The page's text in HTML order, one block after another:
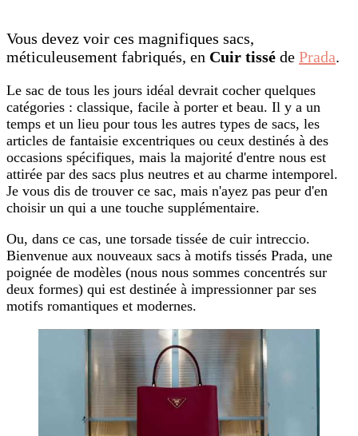
Vous devez voir ces magnifiques sacs,
méticuleusement fabriqués, en Cuir tissé de Prada.
Le sac de tous les jours idéal devrait cocher quelques
catégories : classique, facile à porter et beau. Il y a un
temps et un lieu pour tous les autres types de sacs, les
articles de fantaisie excentriques ou ceux destinés à des
occasions spécifiques, mais la majorité d'entre nous est
attirée par des sacs plus neutres et au charme intemporel.
Je vous dis de trouver ce sac, mais n'ayez pas peur d'en
choisir un qui a une touche supplémentaire.
Ou, dans ce cas, une torsade tissée de cuir intreccio.
Bienvenue aux nouveaux sacs à motifs tissés Prada, une
poignée de modèles (nous nous sommes concentrés sur
deux formes) qui est destinée à impressionner par ses
motifs romantiques et modernes.